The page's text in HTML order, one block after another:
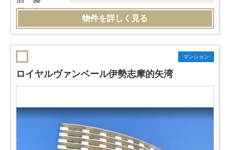
物件を詳しく見る
マンション
ロイヤルヴァンベール伊勢志摩的矢湾